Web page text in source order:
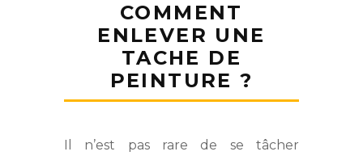
COMMENT
ENLEVER UNE
TACHE DE
PEINTURE ?
Il n’est pas rare de se tâcher